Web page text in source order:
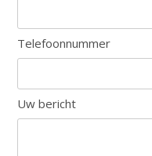
Telefoonnummer
Uw bericht